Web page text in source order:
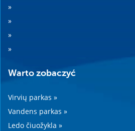
»
»
»
»
Warto zobaczyć
Virvių parkas »
Vandens parkas »
Ledo čiuožykla »